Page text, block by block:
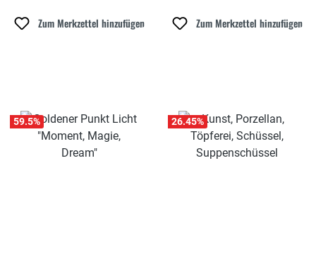
Zum Merkzettel hinzufügen Zum Merkzettel hinzufügen
59.5% 26.45%